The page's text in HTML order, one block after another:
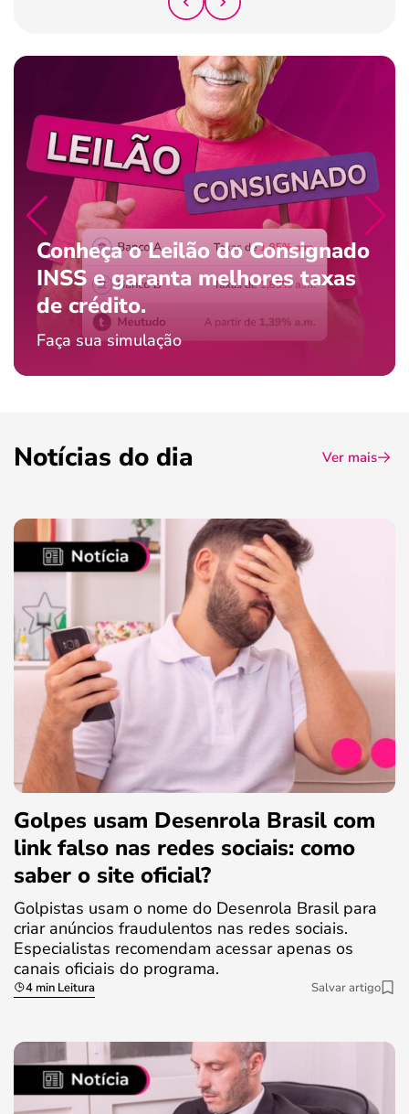
Conheça o Leilão do Consignado
INSS e garanta melhores taxas
de crédito.
Faça sua simulação
Notícias do dia Ver mais
Golpes usam Desenrola Brasil com
link falso nas redes sociais: como
saber o site oficial?
Golpistas usam o nome do Desenrola Brasil para
criar anúncios fraudulentos nas redes sociais.
Especialistas recomendam acessar apenas os
canais oficiais do programa.
4 min Leitura Salvar artigo